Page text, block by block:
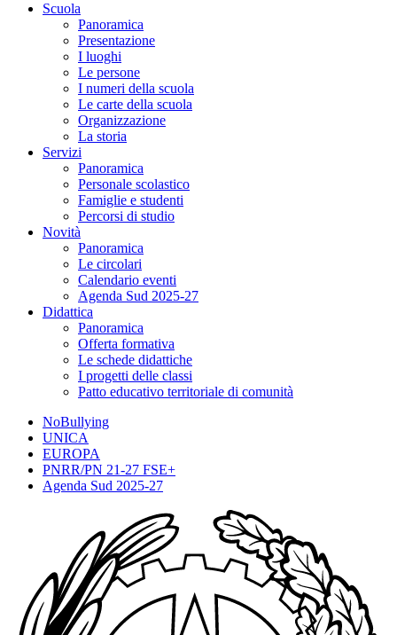
Scuola
Panoramica
Presentazione
I luoghi
Le persone
I numeri della scuola
Le carte della scuola
Organizzazione
La storia
Servizi
Panoramica
Personale scolastico
Famiglie e studenti
Percorsi di studio
Novità
Panoramica
Le circolari
Calendario eventi
Agenda Sud 2025-27
Didattica
Panoramica
Offerta formativa
Le schede didattiche
I progetti delle classi
Patto educativo territoriale di comunità
NoBullying
UNICA
EUROPA
PNRR/PN 21-27 FSE+
Agenda Sud 2025-27